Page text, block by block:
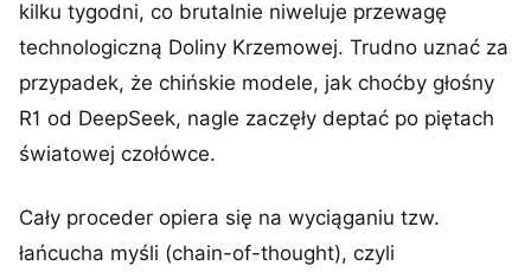
kilku tygodni, co brutalnie niweluje przewagę
technologiczną Doliny Krzemowej. Trudno uznać za
przypadek, że chińskie modele, jak choćby głośny
R1 od DeepSeek, nagle zaczęły deptać po piętach
światowej czołówce.
Cały proceder opiera się na wyciąganiu tzw.
łańcucha myśli (chain-of-thought), czyli